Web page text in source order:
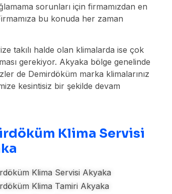
sorunları için firmamızdan en
bu konuda her zaman
takılı halde olan klimalarda ise çok
gerekiyor. Akyaka bölge genelinde
de Demirdöküm marka klimalarınız
kesintisiz bir şekilde devam
Klima Servisi
Klima Servisi Akyaka
Klima Tamiri Akyaka